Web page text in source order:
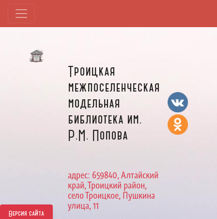
Версия сайта
Троицкая
межпоселенческая
модельная
библиотека им.
Р.М. Попова
адрес: 659840, Алтайский
край, Троицкий район,
село Троицкое, Пушкина
улица, 11